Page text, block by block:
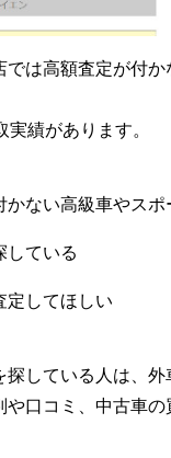
は高額査定が付
績があります。
かない高級車やス
している
定してほしい
している人は、外
口コミ、中古車